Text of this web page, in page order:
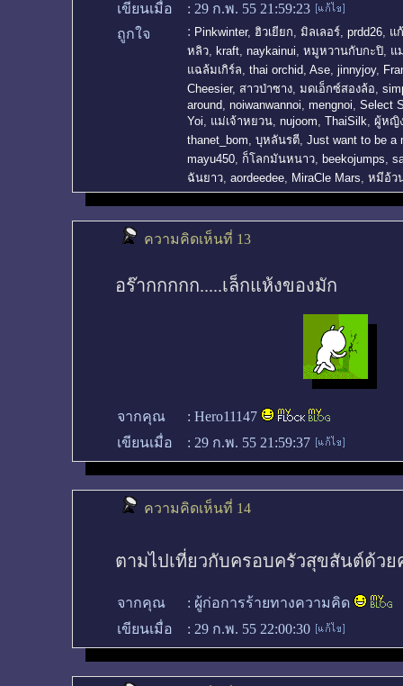
เขียนเมื่อ
: 29 ก.พ. 55 21:59:23
ถูกใจ
: Pinkwinter, ฮิวเยียก, มิลเลอร์, prdd26, แ
หลิว, kraft, naykainui, หมูหวานกับกะปิ, แ
แฉล้มเกิร์ล, thai orchid, Ase, jinnyjoy,
Cheesier, สาวป่าซาง, มดเอ็กซ์สองล้อ,
around, noiwanwannoi, mengnoi, Select
Yoi, แม่เจ้าหยวน, nujoom, ThaiSilk, ผู้หญิ
thanet_bom, บุหลันรตี, Just want to be a
mayu450, ก็โลกมันหนาว, beekojumps,
ฉันยาว, aordeedee, MiraCle Mars, หมีอ้ว
ความคิดเห็นที่ 13
อร๊ากกกกก.....เล็กแห้งของมัก
จากคุณ : Hero11147
เขียนเมื่อ
: 29 ก.พ. 55 21:59:37
ความคิดเห็นที่ 14
ตามไปเที่ยวกับครอบครัวสุขสันต์ด้ว
จากคุณ : ผู้ก่อการร้ายทางความคิด
เขียนเมื่อ
: 29 ก.พ. 55 22:00:30